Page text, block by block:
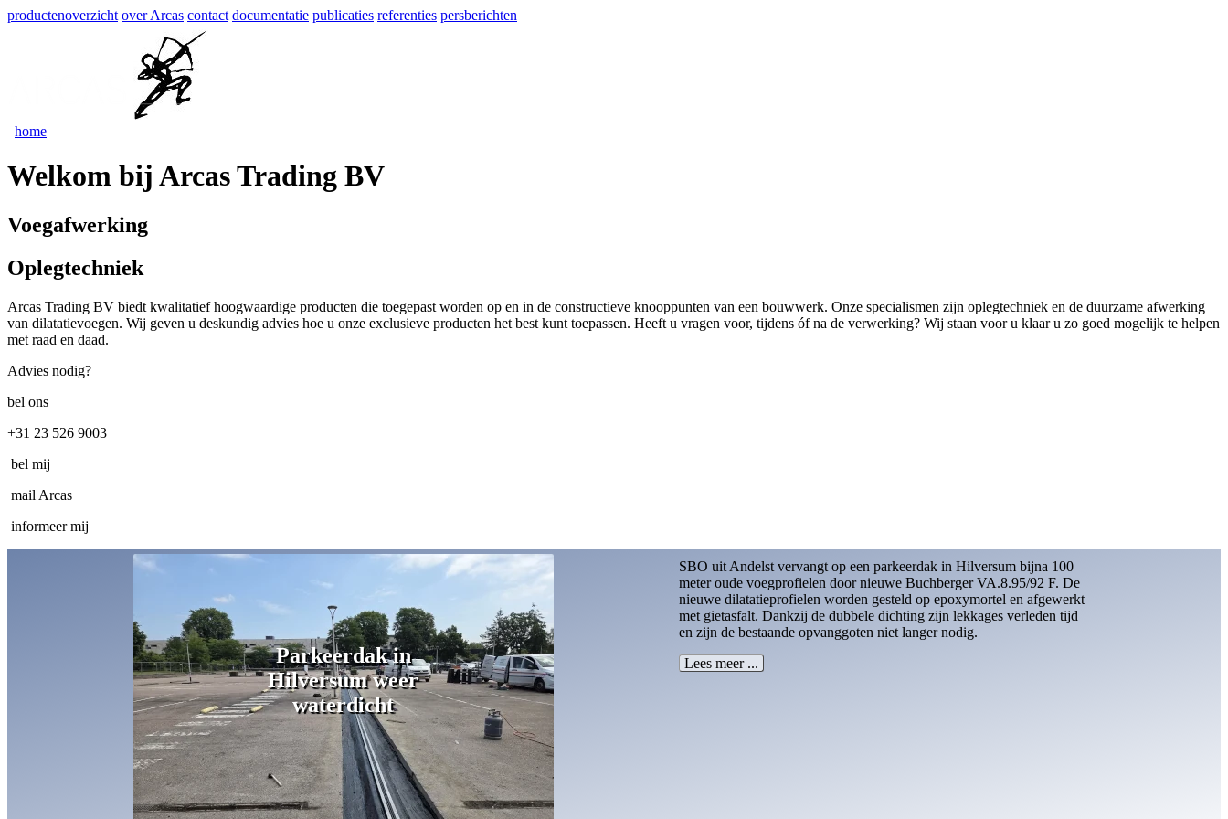
productenoverzicht over Arcas contact documentatie publicaties referenties persberichten
home
Welkom bij Arcas Trading BV
Voegafwerking
Oplegtechniek
Arcas Trading BV biedt kwalitatief hoogwaardige producten die toegepast worden op en in de constructieve knooppunten van een bouwwerk. Onze specialismen zijn oplegtechniek en de duurzame afwerking
van dilatatievoegen. Wij geven u deskundig advies hoe u onze exclusieve producten het best kunt toepassen. Heeft u vragen voor, tijdens óf na de verwerking? Wij staan voor u klaar u zo goed mogelijk te helpen
met raad en daad.
Advies nodig?
bel ons
+31 23 526 9003
bel mij
mail Arcas
informeer mij
Storingsvrije AGV’s
bij Crown van Gelder
In het magazijn van Crown van Gelder in Velsen-Noord veroorzaakte
een beschadigde dilatatievoeg storingen bij de automatische voertuigen
(AGV’s). Tijdelijke reparaties hielpen niet, waarna VTG Beton een
duurzame oplossing bood met het Buchberger-profiel VA.6.165/19:
zwaar belastbaar, trillingsvrij en slechts 19 mm dik. VTG Beton staat